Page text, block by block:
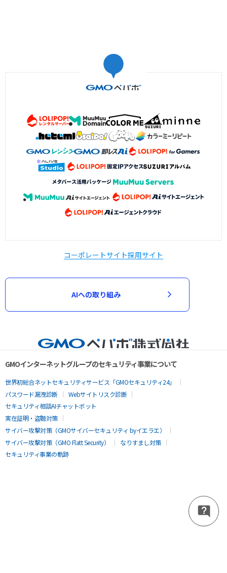
コーポレートサイト採用サイト
AIへの取り組み
GMOインターネットグループのセキュリティ事業について
世界初総合ネットセキュリティサービス「GMOセキュリティ24」
パスワード漏洩診断
Webサイトリスク診断
セキュリティ相談AIチャットボット
実在証明・盗聴対策
サイバー攻撃対策（GMOサイバーセキュリティ byイエラエ）
サイバー攻撃対策（GMO Flatt Security）
なりすまし対策
セキュリティ事業の軌跡